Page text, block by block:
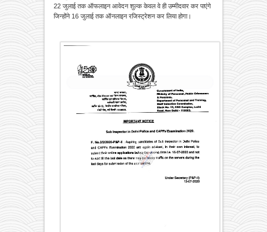
22 जुलाई तक ऑफलाइन आवेदन शुल्क केवल वे ही उम्मीदवार कर पाएंगे
जिन्होंने 16 जुलाई तक ऑनलाइन रजिस्ट्रेशन कर लिया होगा।